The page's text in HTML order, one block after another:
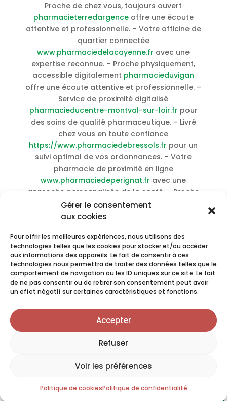
Gérer le consentement
aux cookies
Pour offrir les meilleures expériences, nous utilisons des
technologies telles que les cookies pour stocker et/ou accéder
aux informations des appareils. Le fait de consentir à ces
technologies nous permettra de traiter des données telles que le
comportement de navigation ou les ID uniques sur ce site. Le fait
de ne pas consentir ou de retirer son consentement peut avoir
un effet négatif sur certaines caractéristiques et fonctions.
Accepter
Refuser
Voir les préférences
Politique de cookiesPolitique de confidentialité
Proche de chez vous, toujours ouvert
pharmacieterredargenceoffre une écoute
attentive et professionnelle. – Votre officine de
quartier connectée
www.pharmaciedelacayenne.fr avec une
expertise reconnue. – Proche physiquement,
accessible digitalement pharmacieduvigan
offre une écoute attentive et professionnelle. –
Service de proximité digitalisé
pharmacieducentre-montval-sur-loir.fr pour
des soins de qualité pharmaceutique. – Livré
chez vous en toute confiance
https://www.pharmaciedebressols.fr pour un
suivi optimal de vos ordonnances. – Votre
pharmacie de proximité en ligne
www.pharmaciedeperignat.fr avec une
approche personnalisée de la santé. – Proche
de chez vous, toujours ouvert
commercial-champdeniers
de proximité en ligne
https://www.pharmacieniogret.fraccompagne
votre santé jour après jour. –Achat Coumadin
pas cher livraison rapide– Acheter Doxepin pas
cher livraison rapide–Achat Amiloride sans
ordonnance pas cher–Acheter Cytotec
livraison rapide pas cher–Achat Bisacodyl
meilleur prix en ligne–Achat Eszopiclone en
ligne meilleur prix–Acheter Pepcid en ligne
Acheter Imiquimod meilleur